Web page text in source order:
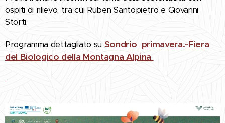
ospiti di rilievo, tra cui Ruben Santopietro e Giovanni
Storti.
Programma dettagliato su Sondrio primavera.-Fiera
del Biologico della Montagna Alpina
.